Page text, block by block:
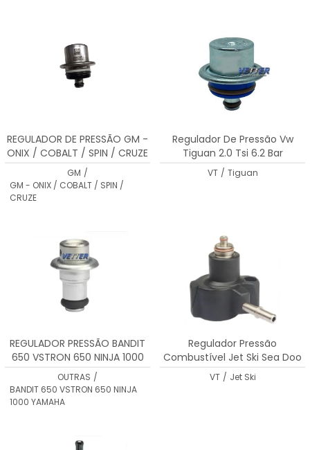
REGULADOR DE PRESSÃO GM -
ONIX / COBALT / SPIN / CRUZE
GM /
GM - ONIX / COBALT / SPIN /
CRUZE
Regulador De Pressão Vw
Tiguan 2.0 Tsi 6.2 Bar
VT / Tiguan
REGULADOR PRESSÃO BANDIT
650 VSTRON 650 NINJA 1000
YAMAHA XT660
OUTRAS /
BANDIT 650 VSTRON 650 NINJA
1000 YAMAHA
Regulador Pressão
Combustível Jet Ski Sea Doo
4.2 Bar
VT / Jet Ski